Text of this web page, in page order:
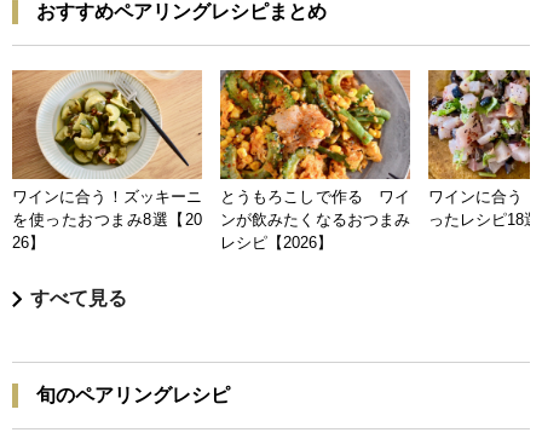
おすすめペアリングレシピまとめ
ワインに合う！ズッキーニ
を使ったおつまみ8選【20
26】
とうもろこしで作る ワイ
ンが飲みたくなるおつまみ
レシピ【2026】
ワインに合う
ったレシピ18
すべて見る
旬のペアリングレシピ